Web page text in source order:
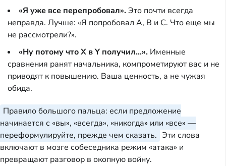
«Я уже все перепробовал».Это почти всегда
неправда. Лучше: «Я попробовал A, B и C. Что еще мы
не рассмотрели?».
«Ну потому что X в Y получил…». Именные
сравнения ранят начальника, компрометируют вас и не
приводят к повышению. Ваша ценность, а не чужая
обида.
Правило большого пальца: если предложение
начинается с «вы», «всегда», «никогда» или «все» —
переформулируйте, прежде чем сказать. Эти слова
включают в мозге собеседника режим «атака» и
превращают разговор в окопную войну.